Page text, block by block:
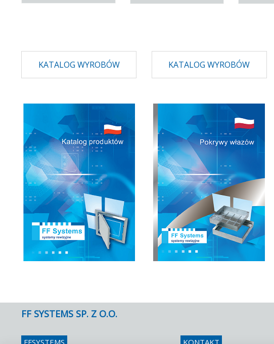
KATALOG WYROBÓW KATALOG WYROBÓW
FF SYSTEMS SP. Z O.O.
FFSYSTEMS KONTAKT